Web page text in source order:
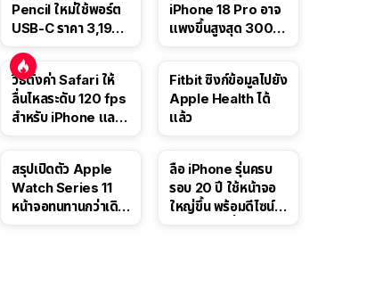
Pencil ใหม่ใช้พอร์ต
USB-C ราคา 3,190
นี้
iPhone 18 Pro อาจ
แพงขึ้นสูงสุด 300
วิธีตั้งค่า Safari ให้
ลื่นไหลระดับ 120 fps
สำหรับ iPhone และ
Fitbit ซิงก์ข้อมูลไปยัง
Apple Health ได้
แล้ว
สรุปเปิดตัว Apple
Watch Series 11
หน้าจอทนทานกว่าเดิม
ลือ iPhone รุ่นครบ
รอบ 20 ปี ใช้หน้าจอ
ใหญ่ขึ้น พร้อมดีไซน์ไร้